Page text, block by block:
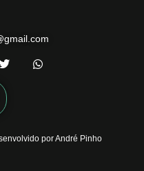
porAndré Pinho